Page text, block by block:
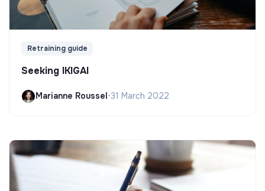
Retraining guide
Seeking IKIGAI
Marianne Roussel •31 March 2022